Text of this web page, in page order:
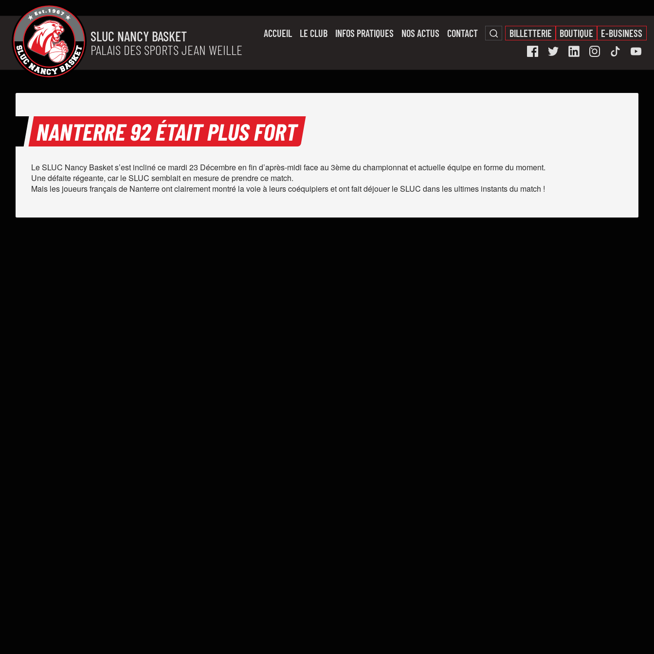
Aller au contenu
SLUC NANCY BASKET
PALAIS DES SPORTS JEAN WEILLE
ACCUEIL
LE CLUB
L’ÉQUIPE PRO
INFOS PRATIQUES NOS ACTUS CONTACT BILLETTERIE BOUTIQUE E-BUSINESS
NANTERRE 92 ÉTAIT PLUS FORT
Le SLUC Nancy Basket s’est incliné ce mardi 23 Décembre en fin d’après-midi face au 3ème du championnat et actuelle équipe en forme du moment.
Une défaite régeante, car le SLUC semblait en mesure de prendre ce match.
Mais les joueurs français de Nanterre ont clairement montré la voie à leurs coéquipiers et ont fait déjouer le SLUC dans les ultimes instants du match !